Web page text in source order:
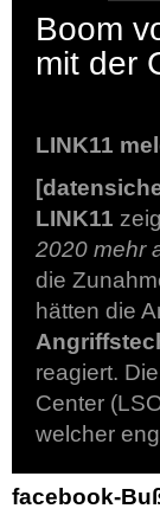
Boom
mit der
LINK11
LINK11
2020 mehr
die
hätten die
reagiert.
Center
welcher
facebook-